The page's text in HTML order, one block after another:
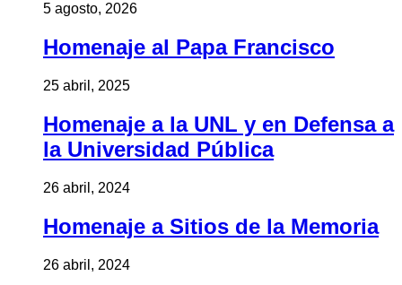
5 agosto, 2026
Homenaje al Papa Francisco
25 abril, 2025
Homenaje a la UNL y en Defensa a
la Universidad Pública
26 abril, 2024
Homenaje a Sitios de la Memoria
26 abril, 2024